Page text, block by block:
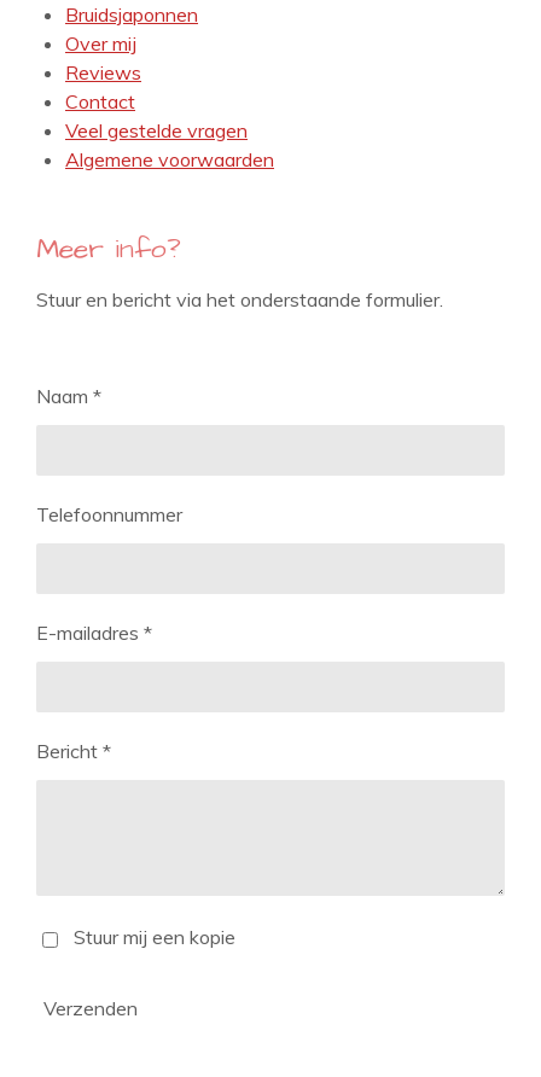
Bruidsjaponnen
Over mij
Reviews
Contact
Veel gestelde vragen
Algemene voorwaarden
Meer info?
Stuur en bericht via het onderstaande formulier.
Naam *
Telefoonnummer
E-mailadres *
Bericht *
Stuur mij een kopie
Verzenden